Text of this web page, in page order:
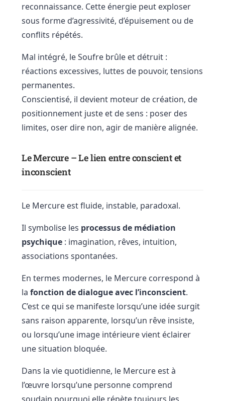
reconnaissance. Cette énergie peut exploser
sous forme d’agressivité, d’épuisement ou de
conflits répétés.
Mal intégré, le Soufre brûle et détruit :
réactions excessives, luttes de pouvoir, tensions
permanentes.
Conscientisé, il devient moteur de création, de
positionnement juste et de sens : poser des
limites, oser dire non, agir de manière alignée.
Le Mercure – Le lien entre conscient et
inconscient
Le Mercure est fluide, instable, paradoxal.
Il symbolise les processus de médiation
psychique : imagination, rêves, intuition,
associations spontanées.
En termes modernes, le Mercure correspond à
la fonction de dialogue avec l’inconscient.
C’est ce qui se manifeste lorsqu’une idée surgit
sans raison apparente, lorsqu’un rêve insiste,
ou lorsqu’une image intérieure vient éclairer
une situation bloquée.
Dans la vie quotidienne, le Mercure est à
l’œuvre lorsqu’une personne comprend